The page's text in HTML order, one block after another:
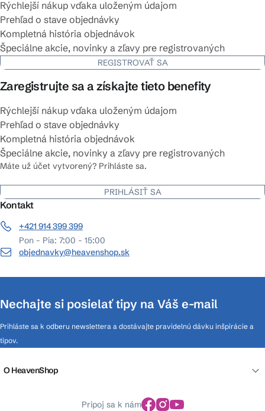
Rýchlejší nákup vďaka uloženým údajom
Prehľad o stave objednávky
Kompletná história objednávok
Špeciálne akcie, novinky a zľavy pre registrovaných
REGISTROVAŤ SA
Zaregistrujte sa a získajte tieto benefity
Rýchlejší nákup vďaka uloženým údajom
Prehľad o stave objednávky
Kompletná história objednávok
Špeciálne akcie, novinky a zľavy pre registrovaných
Máte už účet vytvorený? Prihláste sa.
PRIHLÁSIŤ SA
Kontakt
+421 914 399 399
Pon - Pia: 7:00 - 15:00
objednavky@heavenshop.sk
Nechajte si posielať tipy na Váš e-mail
Prihláste sa k odberu newslettera a dostávajte pravidelnú dávku inšpirácie a
tipov.
O HeavenShop
Pripoj sa k nám